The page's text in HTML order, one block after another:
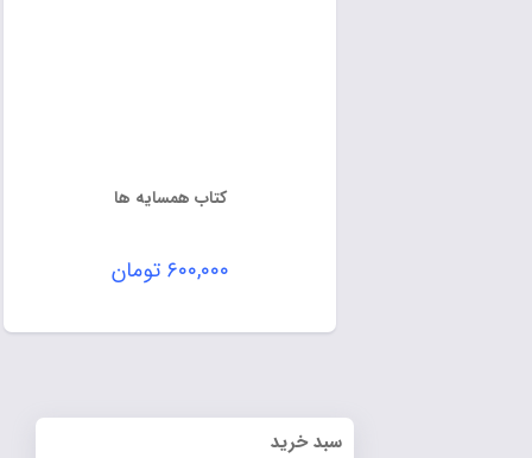
کتاب همسایه ها
۶۰۰,۰۰۰تومان
سبد خرید